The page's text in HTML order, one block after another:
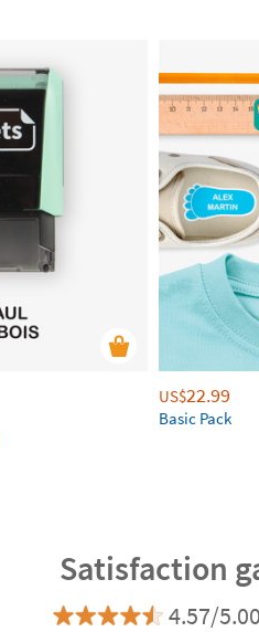
US$22.99
Basic Pack
Satisfaction
4.57/